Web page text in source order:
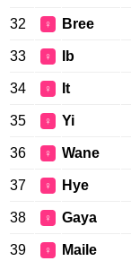
32 ♀ Bree
33 ♀ Ib
34 ♀ It
35 ♀ Yi
36 ♀ Wane
37 ♀ Hye
38 ♀ Gaya
39 ♀ Maile